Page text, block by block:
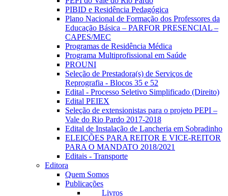
PIBID e Residência Pedagógica
Plano Nacional de Formação dos Professores da
Educação Básica – PARFOR PRESENCIAL –
CAPES/MEC
Programas de Residência Médica
Programa Multiprofissional em Saúde
PROUNI
Seleção de Prestadora(s) de Serviços de
Reprografia - Blocos 35 e 52
Edital - Processo Seletivo Simplificado (Direito)
Edital PEIEX
Seleção de extensionistas para o projeto PEPI –
Vale do Rio Pardo 2017-2018
Edital de Instalação de Lancheria em Sobradinho
ELEIÇÕES PARA REITOR E VICE-REITOR
PARA O MANDATO 2018/2021
Editais - Transporte
Editora
Quem Somos
Publicações
Livros